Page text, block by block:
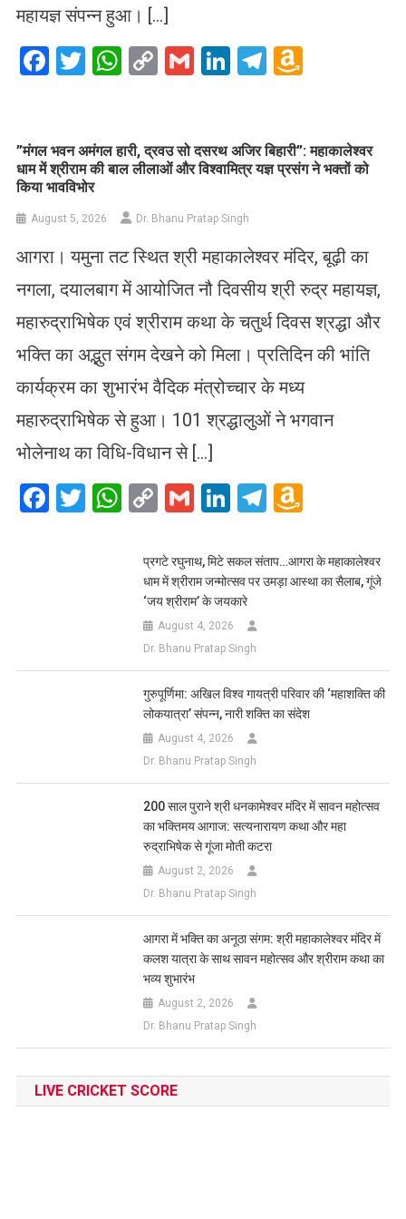
महायज्ञ संपन्न हुआ। […]
Facebook
Twitter
WhatsApp
CopyGmailLinkedIn
Telegram
​”मंगल भवन अमंगल हारी, द्रवउ सो दसरथ अजिर बिहारी”: महाकालेश्वर
धाम में श्रीराम की बाल लीलाओं और विश्वामित्र यज्ञ प्रसंग ने भक्तों को
किया भावविभोर
August 5, 2026 Dr. Bhanu Pratap Singh
आगरा। यमुना तट स्थित श्री महाकालेश्वर मंदिर, बूढ़ी का
नगला, दयालबाग में आयोजित नौ दिवसीय श्री रुद्र महायज्ञ,
महारुद्राभिषेक एवं श्रीराम कथा के चतुर्थ दिवस श्रद्धा और
भक्ति का अद्भुत संगम देखने को मिला। प्रतिदिन की भांति
कार्यक्रम का शुभारंभ वैदिक मंत्रोच्चार के मध्य
महारुद्राभिषेक से हुआ। 101 श्रद्धालुओं ने भगवान
भोलेनाथ का विधि-विधान से […]
Facebook
Twitter
WhatsApp
CopyGmailLinkedIn
Telegram
List
प्रगटे रघुनाथ, मिटे सकल संताप…आगरा के महाकालेश्वर
धाम में श्रीराम जन्मोत्सव पर उमड़ा आस्था का सैलाब, गूंजे
‘जय श्रीराम’ के जयकारे
August 4, 2026
Dr. Bhanu Pratap Singh
गुरुपूर्णिमा: अखिल विश्व गायत्री परिवार की ‘महाशक्ति की
लोकयात्रा’ संपन्न, नारी शक्ति का संदेश
August 4, 2026
Dr. Bhanu Pratap Singh
200 साल पुराने श्री धनकामेश्वर मंदिर में सावन महोत्सव
का भक्तिमय आगाज: सत्यनारायण कथा और महा
रुद्राभिषेक से गूंजा मोती कटरा
August 2, 2026
Dr. Bhanu Pratap Singh
आगरा में भक्ति का अनूठा संगम: श्री महाकालेश्वर मंदिर में
कलश यात्रा के साथ सावन महोत्सव और श्रीराम कथा का
भव्य शुभारंभ
August 2, 2026
Dr. Bhanu Pratap Singh
LIVE CRICKET SCORE